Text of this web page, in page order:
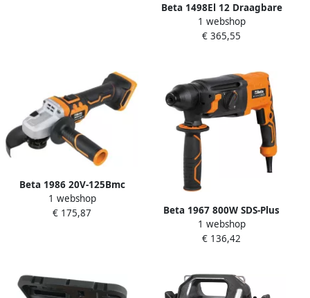
Beta 1498El 12 Draagbare
Startbooster 12V 014980712
1 webshop
€ 365,55
Beta 1986 20V-125Bmc
Haakse Slijper 019860025
1 webshop
€ 175,87
Beta 1967 800W SDS-Plus
Boormachine 800W
019670080
1 webshop
€ 136,42